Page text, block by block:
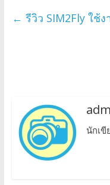
← รีวิว SIM2Fly ใช้
นักเขี